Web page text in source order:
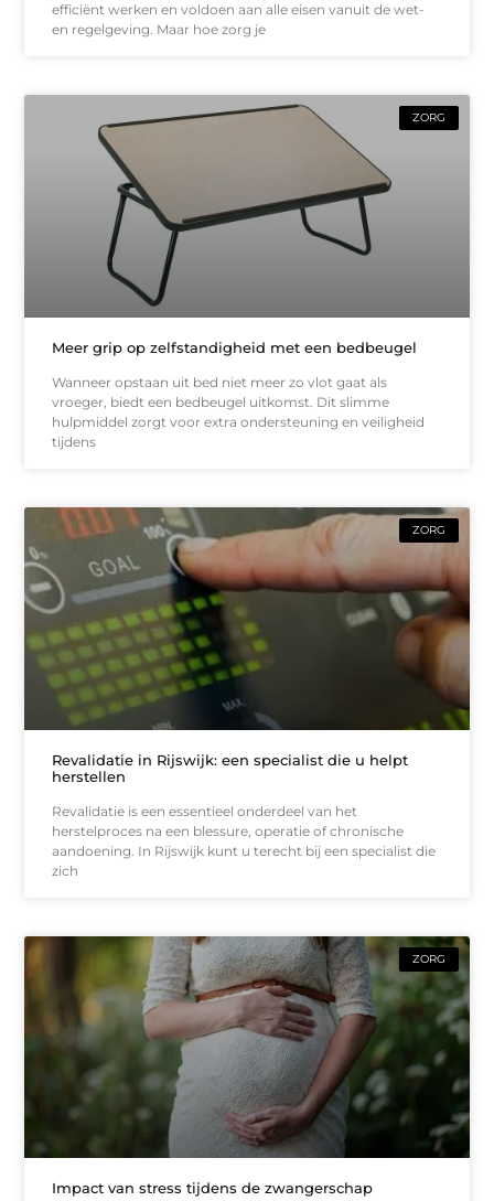
efficiënt werken en voldoen aan alle eisen vanuit de wet-
en regelgeving. Maar hoe zorg je
ZORG
Meer grip op zelfstandigheid met een bedbeugel
Wanneer opstaan uit bed niet meer zo vlot gaat als
vroeger, biedt een bedbeugel uitkomst. Dit slimme
hulpmiddel zorgt voor extra ondersteuning en veiligheid
tijdens
ZORG
Revalidatie in Rijswijk: een specialist die u helpt
herstellen
Revalidatie is een essentieel onderdeel van het
herstelproces na een blessure, operatie of chronische
aandoening. In Rijswijk kunt u terecht bij een specialist die
zich
ZORG
Impact van stress tijdens de zwangerschap